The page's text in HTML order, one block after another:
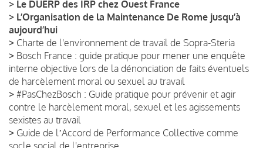
> Le DUERP des IRP chez Ouest France
> L’Organisation de la Maintenance De Rome jusqu’à
aujourd’hui
> Charte de l'environnement de travail de Sopra-Steria
> Bosch France : guide pratique pour mener une enquête
interne objective lors de la dénonciation de faits éventuels
de harcèlement moral ou sexuel au travail
> #PasChezBosch : Guide pratique pour prévenir et agir
contre le harcèlement moral, sexuel et les agissements
sexistes au travail
> Guide de lʼAccord de Performance Collective comme
socle social de l'entreprise